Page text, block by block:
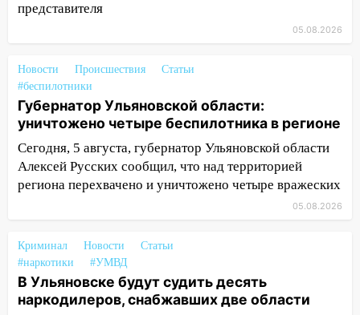
13:30 В Димитровграде на улице
13:00
припаркованный автомобиль
12:37 Переезжал «зебру» на
велосипеде и попал под колеса
12:18 Вспыхнул изнутри: в
Железнодорожном районе горела дача
11:17
В Радищевском районе сгорели
хозяйственные постройки
11:00 В Канадее горел жилой дом
представителя
05.08.2026
Новости Происшествия
Статьи
#беспилотники
Губернатор Ульяновской области:
уничтожено четыре беспилотника в регионе
Сегодня, 5 августа, губернатор Ульяновской области
Алексей Русских сообщил, что над территорией
региона перехвачено и уничтожено четыре вражеских
05.08.2026
Криминал Новости
Статьи
#наркотики
#УМВД
В Ульяновске будут судить десять
наркодилеров, снабжавших две области